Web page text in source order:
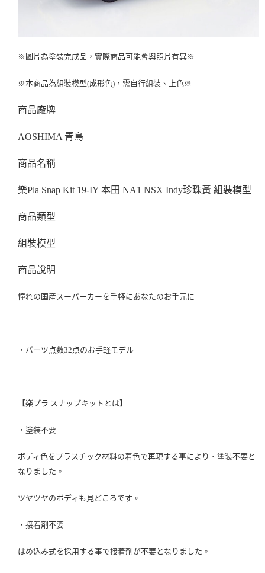
※圖片為塗裝完成品，實際商品可能會與照片有異※
※本商品為組裝模型(成形色)，需自行組裝、上色※
商品廠牌
AOSHIMA 青島
商品名稱
樂Pla Snap Kit 19-IY 本田 NA1 NSX Indy珍珠黃 組裝模型
商品類型
組裝模型
商品說明
憧れの国産スーパーカーを手軽にあなたのお手元に
・パーツ点数32点のお手軽モデル
【楽プラ スナップキットとは】
・塗装不要
ボディ色をプラスチック材料の着色で再現する事により、塗装不要と
なりました。
ツヤツヤのボディも見どころです。
・接着剤不要
はめ込み式を採用する事で接着剤が不要となりました。